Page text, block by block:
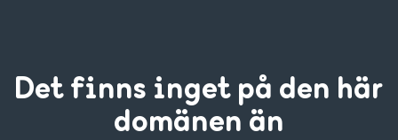
Det finns inget på den här
domänen än